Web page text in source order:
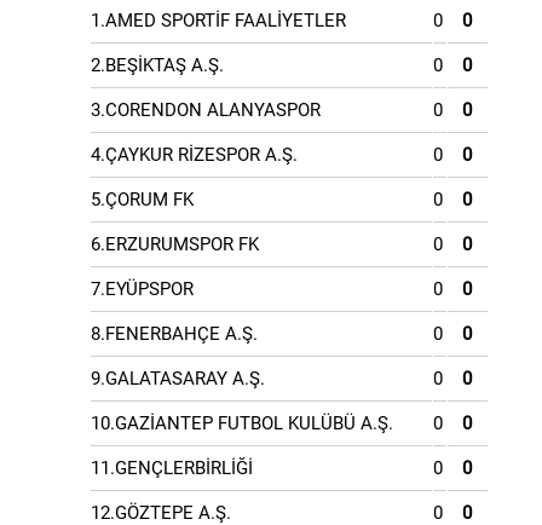
1.AMED SPORTİF FAALİYETLER 0 0
2.BEŞİKTAŞ A.Ş. 0 0
3.CORENDON ALANYASPOR 0 0
4.ÇAYKUR RİZESPOR A.Ş. 0 0
5.ÇORUM FK 0 0
6.ERZURUMSPOR FK 0 0
7.EYÜPSPOR 0 0
8.FENERBAHÇE A.Ş. 0 0
9.GALATASARAY A.Ş. 0 0
10.GAZİANTEP FUTBOL KULÜBÜ A.Ş. 0 0
11.GENÇLERBİRLİĞİ 0 0
12.GÖZTEPE A.Ş. 0 0